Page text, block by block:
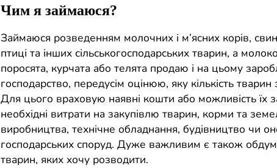
Чим я займаюся?
Займаюся розведенням молочних і м’ясних корів,
птиці та інших сільськогосподарських тварин, а
поросята, курчата або телята продаю і на цьому
господарство, передусім оцінюю, яку кількість
Для цього враховую наявні кошти або можливість їх
необхідні витрати на закупівлю тварин, корми та
виробництва, технічне обладнання, будівництво чи
господарських споруд. Дуже важливим є також
тварин, яких хочу розводити.